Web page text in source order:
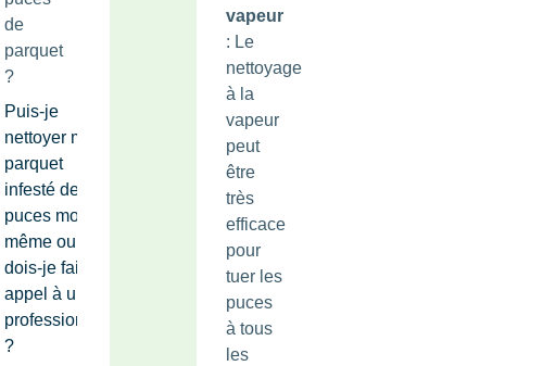
de
parquet
?
Puis-je
nettoyer mon
parquet
infesté de
puces moi-
même ou
dois-je faire
appel à un
professionnel
?
vapeur
: Le
nettoyage
à la
vapeur
peut
être
très
efficace
pour
tuer les
puces
à tous
les